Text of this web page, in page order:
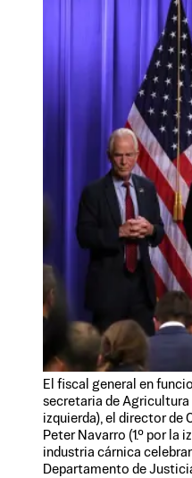
El fiscal general en
secretaria de Agricultura
izquierda), el director de
Peter Navarro (1.º por la
industria cárnica
Departamento de